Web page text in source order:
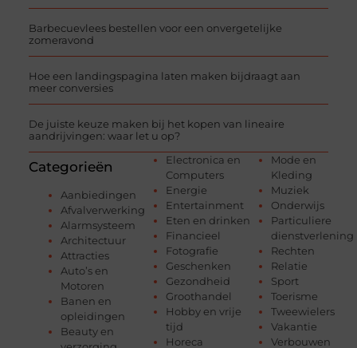
Barbecuevlees bestellen voor een onvergetelijke
zomeravond
Hoe een landingspagina laten maken bijdraagt aan
meer conversies
De juiste keuze maken bij het kopen van lineaire
aandrijvingen: waar let u op?
Categorieën
Aanbiedingen
Afvalverwerking
Alarmsysteem
Architectuur
Attracties
Auto’s en
Motoren
Banen en
opleidingen
Beauty en
Electronica en
Computers
Energie
Entertainment
Eten en drinken
Financieel
Fotografie
Geschenken
Gezondheid
Groothandel
Hobby en vrije
tijd
Horeca
Mode en
Kleding
Muziek
Onderwijs
Particuliere
dienstverlening
Rechten
Relatie
Sport
Toerisme
Tweewielers
Vakantie
Verbouwen